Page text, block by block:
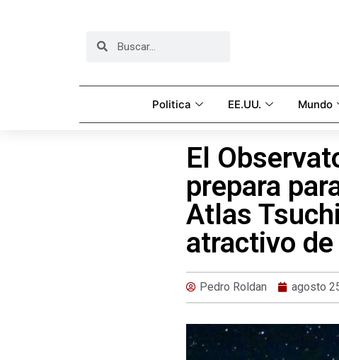
Politica EE.UU. Mundo
El
prepara
Atlas
atractivo
Pedro Roldan agosto